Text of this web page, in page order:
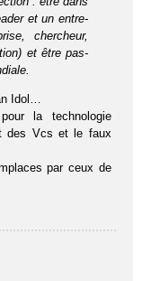
et un entre­
cher­cheur,
et être pas­
Idol…
la technologie
des Vcs et le faux
par ceux de